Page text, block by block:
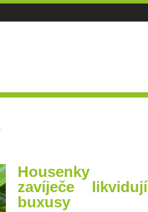
Housenky
zavíječe likvidují
buxusy